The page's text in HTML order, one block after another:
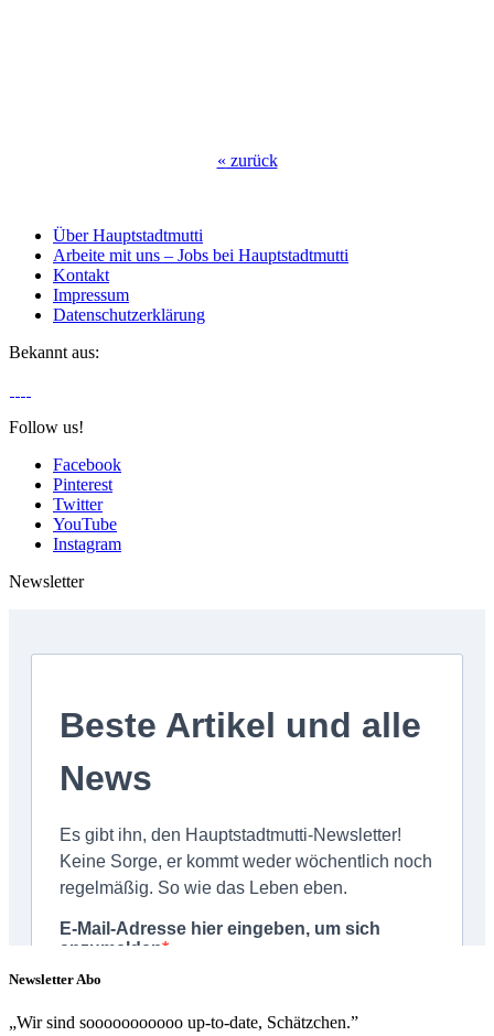
« zurück
Über Hauptstadtmutti
Arbeite mit uns – Jobs bei Hauptstadtmutti
Kontakt
Impressum
Datenschutzerklärung
Bekannt aus:
Follow us!
Facebook
Pinterest
Twitter
YouTube
Instagram
Newsletter
Newsletter Abo
„Wir sind sooooooooooo up-to-date, Schätzchen.”